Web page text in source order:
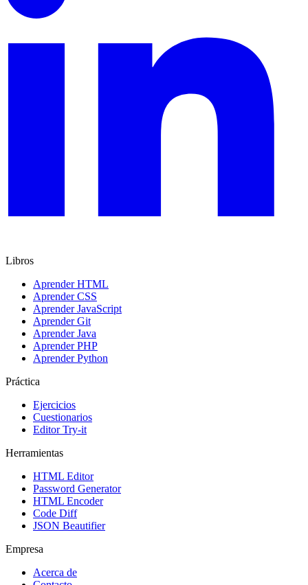
Libros
Aprender HTML
Aprender CSS
Aprender JavaScript
Aprender Git
Aprender Java
Aprender PHP
Aprender Python
Práctica
Ejercicios
Cuestionarios
Editor Try-it
Herramientas
HTML Editor
Password Generator
HTML Encoder
Code Diff
JSON Beautifier
Empresa
Acerca de